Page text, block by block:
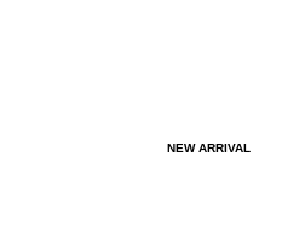
NEW ARRIVAL